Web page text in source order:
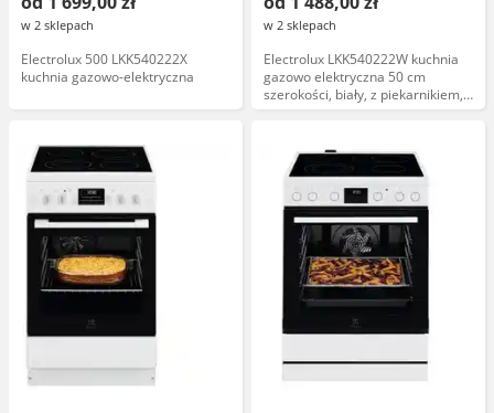
w 2 sklepach
Electrolux 500 LKK540222X
kuchnia gazowo-elektryczna
w 2 sklepach
Electrolux LKK540222W kuchnia
gazowo elektryczna 50 cm
szerokości, biały, z piekarnikiem,
sterowanie mechaniczne